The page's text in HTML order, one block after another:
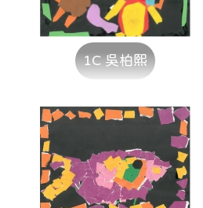
1C 吳柏熙